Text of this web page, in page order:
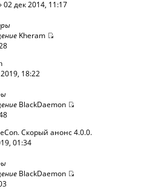
02 дек 2014, 11:17
Kheram
18:22
BlackDaemon
Скорый анонс 4.0.0.
01:34
BlackDaemon